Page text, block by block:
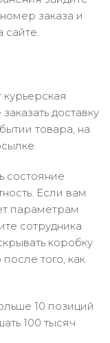
заказа и
сайте.
доставку
товара, на
состояние
Если вам
параметрам
сотрудника
коробку
того, как
10 позиций
100 тысяч